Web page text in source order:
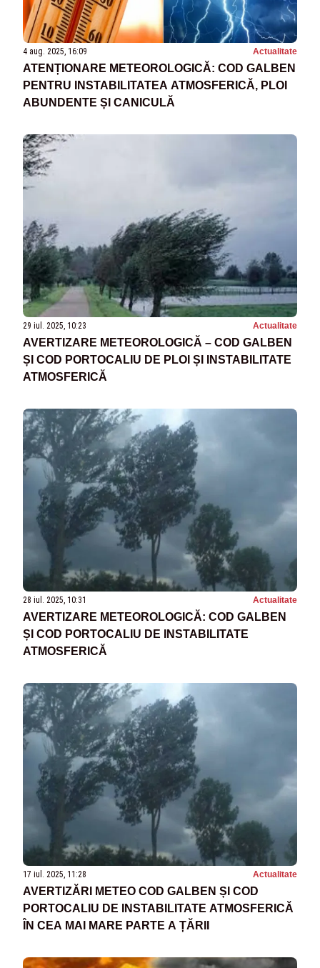
4 aug. 2025, 16:09 Actualitate
ATENȚIONARE METEOROLOGICĂ: COD GALBEN
PENTRU INSTABILITATEA ATMOSFERICĂ, PLOI
ABUNDENTE ȘI CANICULĂ
29 iul. 2025, 10:23 Actualitate
AVERTIZARE METEOROLOGICĂ – COD GALBEN
ȘI COD PORTOCALIU DE PLOI ȘI INSTABILITATE
ATMOSFERICĂ
28 iul. 2025, 10:31 Actualitate
AVERTIZARE METEOROLOGICĂ: COD GALBEN
ȘI COD PORTOCALIU DE INSTABILITATE
ATMOSFERICĂ
17 iul. 2025, 11:28 Actualitate
AVERTIZĂRI METEO COD GALBEN ȘI COD
PORTOCALIU DE INSTABILITATE ATMOSFERICĂ
ÎN CEA MAI MARE PARTE A ȚĂRII